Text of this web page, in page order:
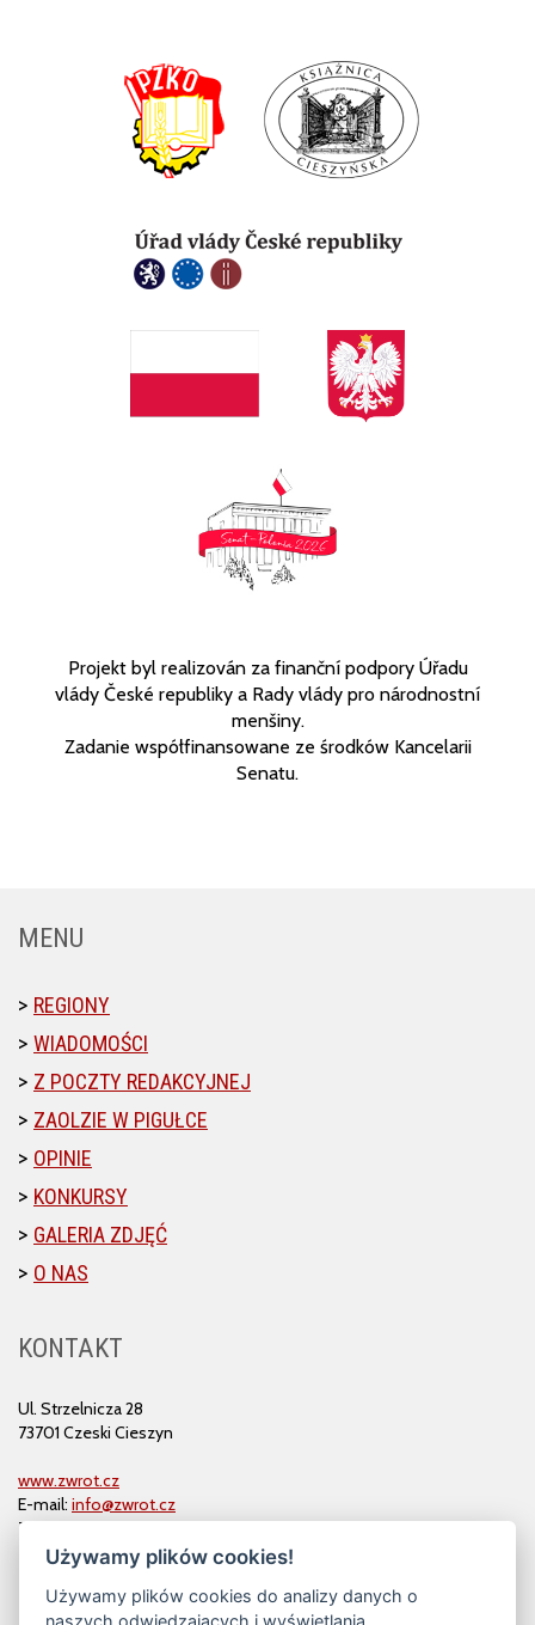
Projekt byl realizován za finanční podpory Úřadu
vlády České republiky a Rady vlády pro národnostní
menšiny.
Zadanie współfinansowane ze środków Kancelarii
Senatu.
MENU
REGIONY
WIADOMOŚCI
Z POCZTY REDAKCYJNEJ
ZAOLZIE W PIGUŁCE
OPINIE
KONKURSY
GALERIA ZDJĘĆ
O NAS
KONTAKT
Ul. Strzelnicza 28
73701 Czeski Cieszyn
www.zwrot.cz
E-mail: info@zwrot.cz
Tel. i faks: 558 711 582
Używamy plików cookies!
Używamy plików cookies do analizy danych o
naszych odwiedzających i wyświetlania